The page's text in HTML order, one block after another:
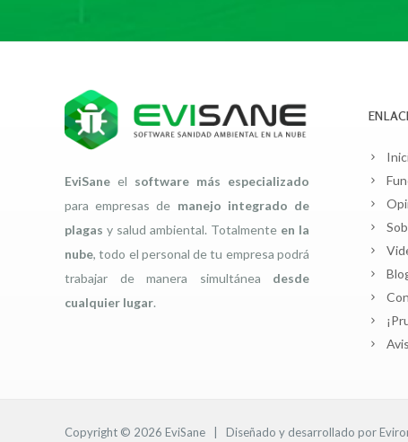
EviSane el software más especializado
para empresas de manejo integrado de
plagas y salud ambiental. Totalmente en la
nube, todo el personal de tu empresa podrá
trabajar de manera simultánea desde
cualquier lugar.
Copyright © 2026 EviSane | Diseñado y desarrollado por